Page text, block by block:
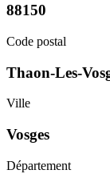
88150
Code postal
Thaon-Les-
Ville
Vosges
Département